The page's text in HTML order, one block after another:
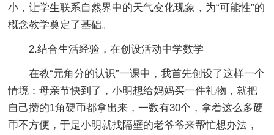
小，让学生联系自然界中的天气变化现象，为“可能性”的
概念教学奠定了基础。
2.结合生活经验，在创设活动中学数学
在教“元角分的认识”一课中，我首先创设了这样一个
情境：母亲节快到了，小明想给妈妈买一件礼物，就把
自己攒的1角硬币都拿出来，一数有30个，拿着这么多硬
币不方便，于是小明就找隔壁的老爷爷来帮忙想办法，